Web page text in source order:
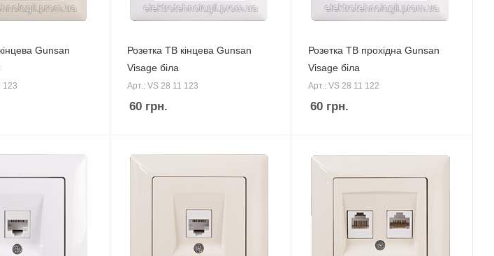
Gunsan
123
Розетка ТВ кінцева Gunsan
Visage біла
Арт.: VS 28 11 123
60грн.
Розетка ТВ прохідна Gunsan
Visage біла
Арт.: VS 28 11 122
60 грн.